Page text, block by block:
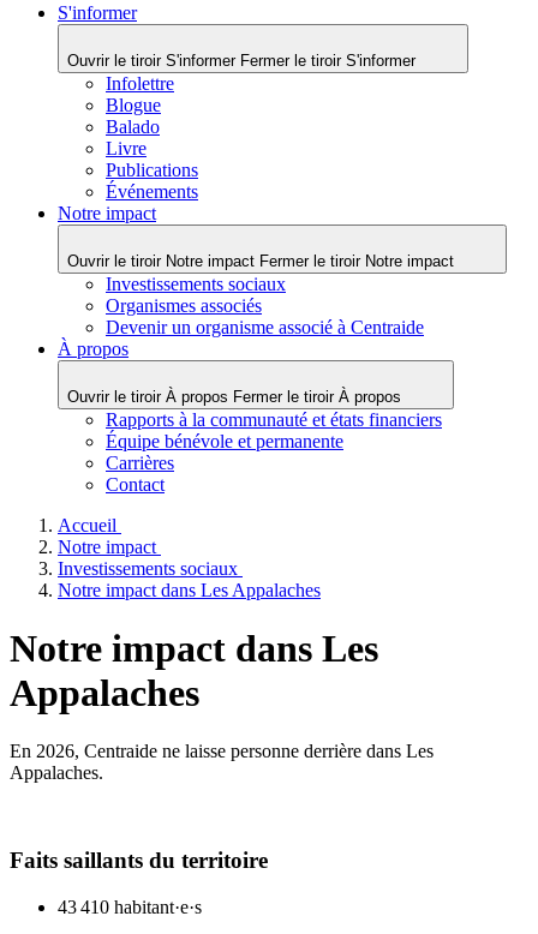
S'informer
Ouvrir le tiroir S'informer Fermer le tiroir S'informer
Infolettre
Blogue
Balado
Livre
Publications
Événements
Notre impact
Ouvrir le tiroir Notre impact Fermer le tiroir Notre impact
Investissements sociaux
Organismes associés
Devenir un organisme associé à Centraide
À propos
Ouvrir le tiroir À propos Fermer le tiroir À propos
Rapports à la communauté et états financiers
Équipe bénévole et permanente
Carrières
Contact
Accueil
Notre impact
Investissements sociaux
Notre impact dans Les Appalaches
Notre impact dans Les
Appalaches
En 2026, Centraide ne laisse personne derrière dans Les
Appalaches.
Faits saillants du territoire
43 410 habitant·e·s